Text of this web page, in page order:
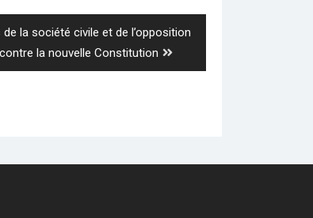
la société civile et de l’opposition
la nouvelle Constitution